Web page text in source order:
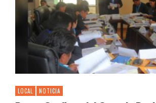
LOCAL NOTICIA